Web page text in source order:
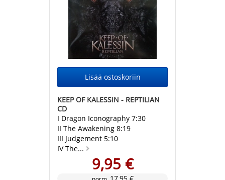
KEEP OF KALESSIN - REPTILIAN
CD
I Dragon Iconography 7:30
II The Awakening 8:19
III Judgement 5:10
IV The...
9,95 €